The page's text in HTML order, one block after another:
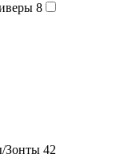
8
Зонты 42